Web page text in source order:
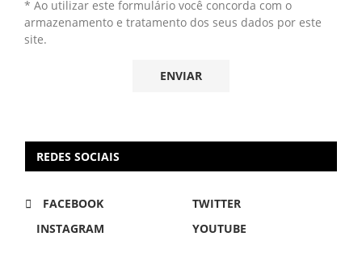
* Ao utilizar este formulário você concorda com o
armazenamento e tratamento dos seus dados por este
site.
REDES SOCIAIS
FACEBOOK
TWITTER
INSTAGRAM
YOUTUBE